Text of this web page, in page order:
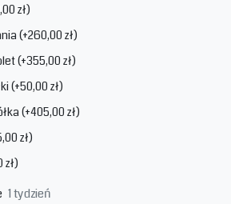
zł)
(+260,00 zł)
(+355,00 zł)
(+50,00 zł)
(+405,00 zł)
zł)
zł)
1 tydzień